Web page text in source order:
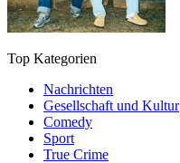
Top Kategorien
Nachrichten
Gesellschaft und Kultur
Comedy
Sport
True Crime